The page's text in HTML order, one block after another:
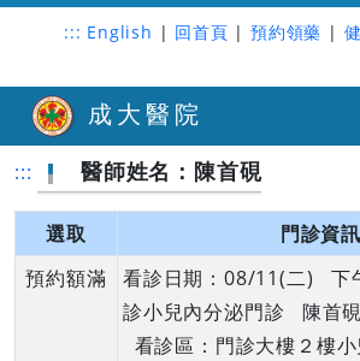
::: English | 回首頁 | 預約領藥 |
成大醫院
::: 醫師姓名：陳首硯
選取
門診資訊
預約額滿
看診日期：08/11(二) 下
診小兒內分泌門診 陳首
看診區：門診大樓２樓